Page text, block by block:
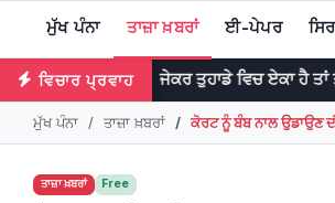
ਮੁੱਖ ਪੰਨਾ ਤਾਜ਼ਾ ਖ਼ਬਰਾਂ ਈ-ਪੇਪਰ
ਵਿਚਾਰ ਪ੍ਰਵਾਹ
ਜੇਕਰ ਤੁਹਾਡੇ ਵਿਚ ਏਕਾ ਹੈ ਤਾਂ ਤੁਸੀਂ ਹਰ ਜੰਗ
ਮੁੱਖ ਪੰਨਾ ਤਾਜ਼ਾ ਖ਼ਬਰਾਂ ਕੋਰਟ ਨੂੰ ਬੰਬ ਨਾਲ ਉਡਾਉਣ
ਤਾਜ਼ਾ ਖ਼ਬਰਾਂ Free